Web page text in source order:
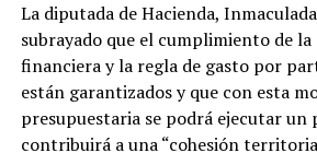
La diputada de Hacienda,
subrayado que el cumplimiento de
financiera y la regla de gasto por
están garantizados y que con esta
presupuestaria se podrá ejecutar un
contribuirá a una “cohesión